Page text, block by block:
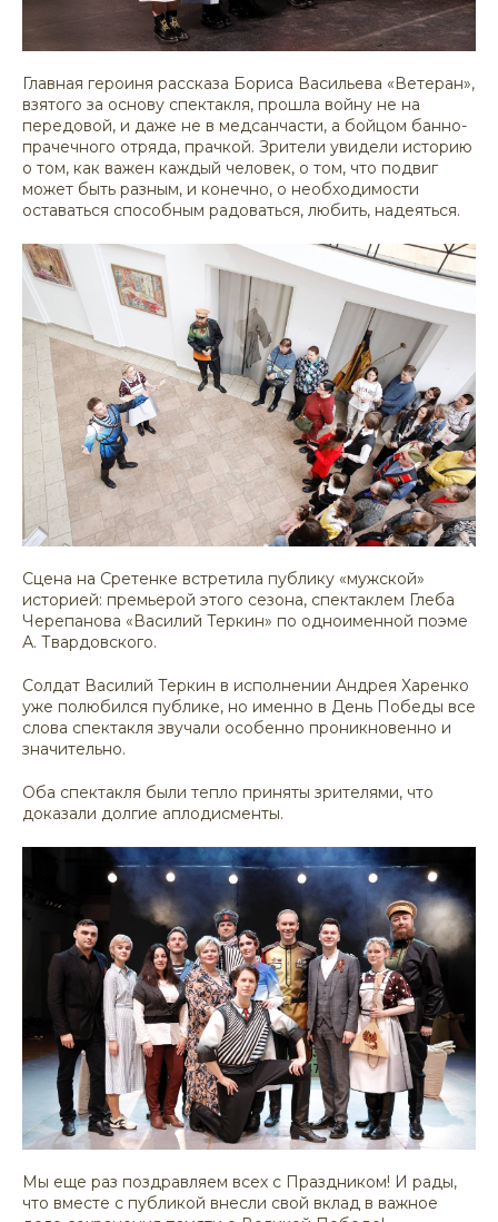
Главная героиня рассказа Бориса Васильева «Ветеран»,
взятого за основу спектакля, прошла войну не на
передовой, и даже не в медсанчасти, а бойцом банно-
прачечного отряда, прачкой. Зрители увидели историю
о том, как важен каждый человек, о том, что подвиг
может быть разным, и конечно, о необходимости
оставаться способным радоваться, любить, надеяться.
Сцена на Сретенке встретила публику «мужской»
историей: премьерой этого сезона, спектаклем Глеба
Черепанова «Василий Теркин» по одноименной поэме
А. Твардовского.
Солдат Василий Теркин в исполнении Андрея Харенко
уже полюбился публике, но именно в День Победы все
слова спектакля звучали особенно проникновенно и
значительно.
Оба спектакля были тепло приняты зрителями, что
доказали долгие аплодисменты.
Мы еще раз поздравляем всех с Праздником! И рады,
что вместе с публикой внесли свой вклад в важное